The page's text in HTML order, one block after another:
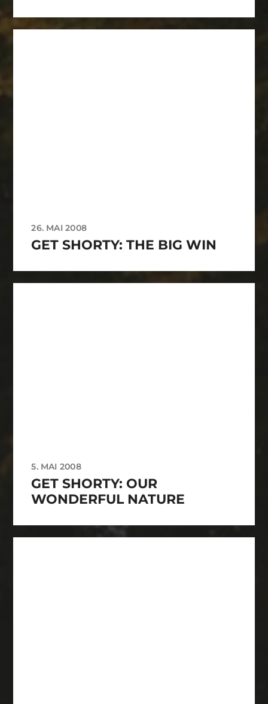
26. MAI 2008
GET SHORTY: THE BIG WIN
5. MAI 2008
GET SHORTY: OUR
WONDERFUL NATURE